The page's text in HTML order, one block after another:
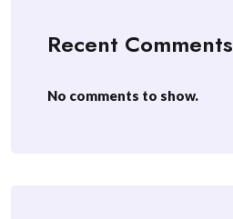
Recent Comments
No comments to show.